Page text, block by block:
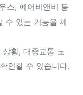
스, 에어비앤비 등
수 있는 기능을 제
상황, 대중교통 노
인할 수 있습니다.